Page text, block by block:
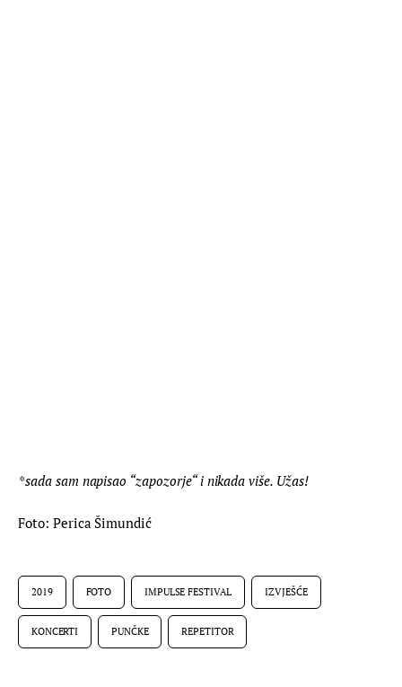
*sada sam napisao “zapozorje“ i nikada više. Užas!
Foto: Perica Šimundić
2019 FOTO IMPULSE FESTIVAL IZVJEŠĆE
KONCERTI PUNČKE REPETITOR